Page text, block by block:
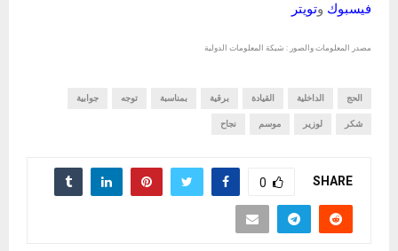
فيسبوك وتويتر
مصدر المعلومات والصور : شبكة المعلومات الدولية
الحج الداخلية القيادة برقية بمناسبة توجه جوابية
شكر لوزير موسم نجاح
SHARE
0